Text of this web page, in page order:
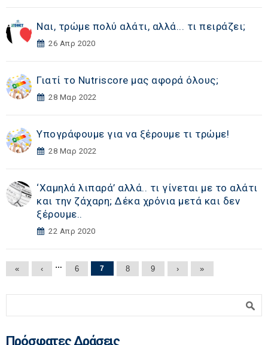
Ναι, τρώμε πολύ αλάτι, αλλά... τι πειράζει;
26 Απρ 2020
Γιατί το Nutriscore μας αφορά όλους;
28 Μαρ 2022
Υπογράφουμε για να ξέρουμε τι τρώμε!
28 Μαρ 2022
‘Χαμηλά λιπαρά’ αλλά.. τι γίνεται με το αλάτι
και την ζάχαρη; Δέκα χρόνια μετά και δεν
ξέρουμε..
22 Απρ 2020
Σελίδες
« ‹ … 6 7 8 9 › »
Πρόσφατες Δράσεις